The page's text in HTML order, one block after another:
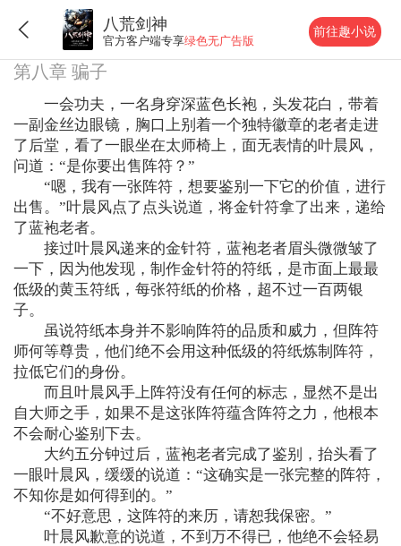
八荒剑神
官方客户端专享绿色无广告版
前往趣小说
第八章 骗子
一会功夫，一名身穿深蓝色长袍，头发花白，带着
一副金丝边眼镜，胸口上别着一个独特徽章的老者走进
了后堂，看了一眼坐在太师椅上，面无表情的叶晨风，
问道：“是你要出售阵符？”
“嗯，我有一张阵符，想要鉴别一下它的价值，进行
出售。”叶晨风点了点头说道，将金针符拿了出来，递给
了蓝袍老者。
接过叶晨风递来的金针符，蓝袍老者眉头微微皱了
一下，因为他发现，制作金针符的符纸，是市面上最最
低级的黄玉符纸，每张符纸的价格，超不过一百两银
子。
虽说符纸本身并不影响阵符的品质和威力，但阵符
师何等尊贵，他们绝不会用这种低级的符纸炼制阵符，
拉低它们的身份。
而且叶晨风手上阵符没有任何的标志，显然不是出
自大师之手，如果不是这张阵符蕴含阵符之力，他根本
不会耐心鉴别下去。
大约五分钟过后，蓝袍老者完成了鉴别，抬头看了
一眼叶晨风，缓缓的说道：“这确实是一张完整的阵符，
不知你是如何得到的。”
“不好意思，这阵符的来历，请恕我保密。”
叶晨风歉意的说道，不到万不得已，他绝不会轻易